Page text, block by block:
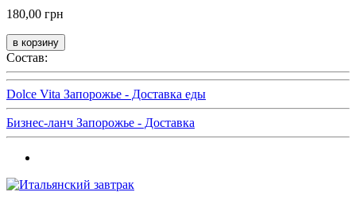
180,00 грн
Состав:
Dolce Vita Запорожье - Доставка еды
Бизнес-ланч Запорожье - Доставка